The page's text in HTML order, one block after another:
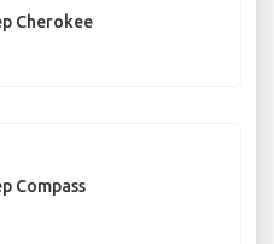
Cherokee
Compass